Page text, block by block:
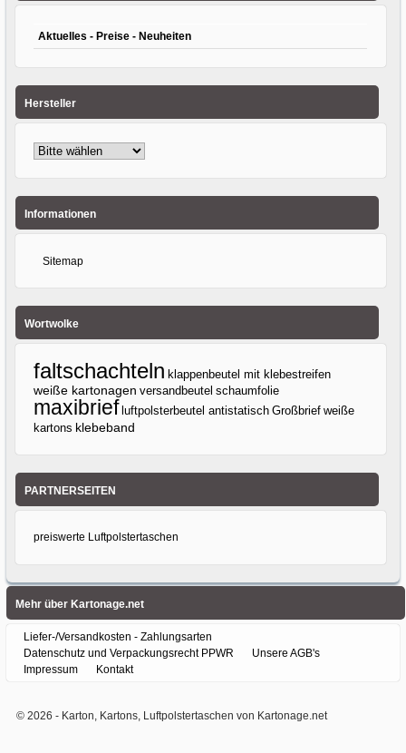
Aktuelles - Preise - Neuheiten
Hersteller
Informationen
Sitemap
Wortwolke
faltschachteln klappenbeutel mit klebestreifen
weiße kartonagen versandbeutel schaumfolie
maxibrief luftpolsterbeutel antistatisch Großbrief weiße
kartons klebeband
PARTNERSEITEN
preiswerte Luftpolstertaschen
Mehr über Kartonage.net
Liefer-/Versandkosten - Zahlungsarten
Datenschutz und Verpackungsrecht PPWR
Unsere AGB's
Impressum
Kontakt
© 2026 - Karton, Kartons, Luftpolstertaschen von Kartonage.net